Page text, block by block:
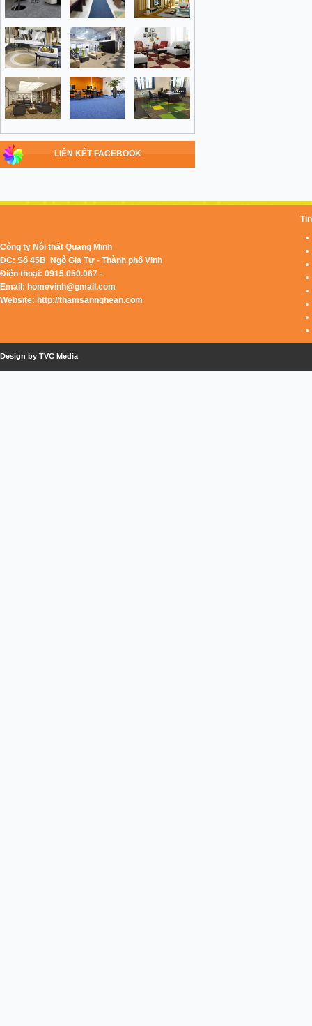
LIÊN KẾT FACEBOOK
Công ty Nội thất Quang Minh
ĐC: Số 45B Ngô Gia Tự - Thành phố Vinh
Điện thoại: 0915.050.067 -
Email: homevinh@gmail.com
Website: http://thamsannghean.com
Design by TVC Media